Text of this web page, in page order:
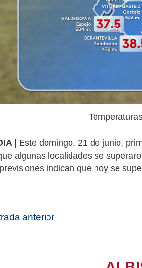
|
Este domingo, 21 de junio,
algunas localidades se
indican que hoy se
anterior